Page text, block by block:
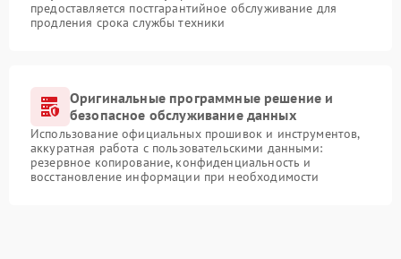
предоставляется постгарантийное обслуживание для
продления срока службы техники
Оригинальные программные решение и
безопасное обслуживание данных
Использование официальных прошивок и инструментов,
аккуратная работа с пользовательскими данными:
резервное копирование, конфиденциальность и
восстановление информации при необходимости